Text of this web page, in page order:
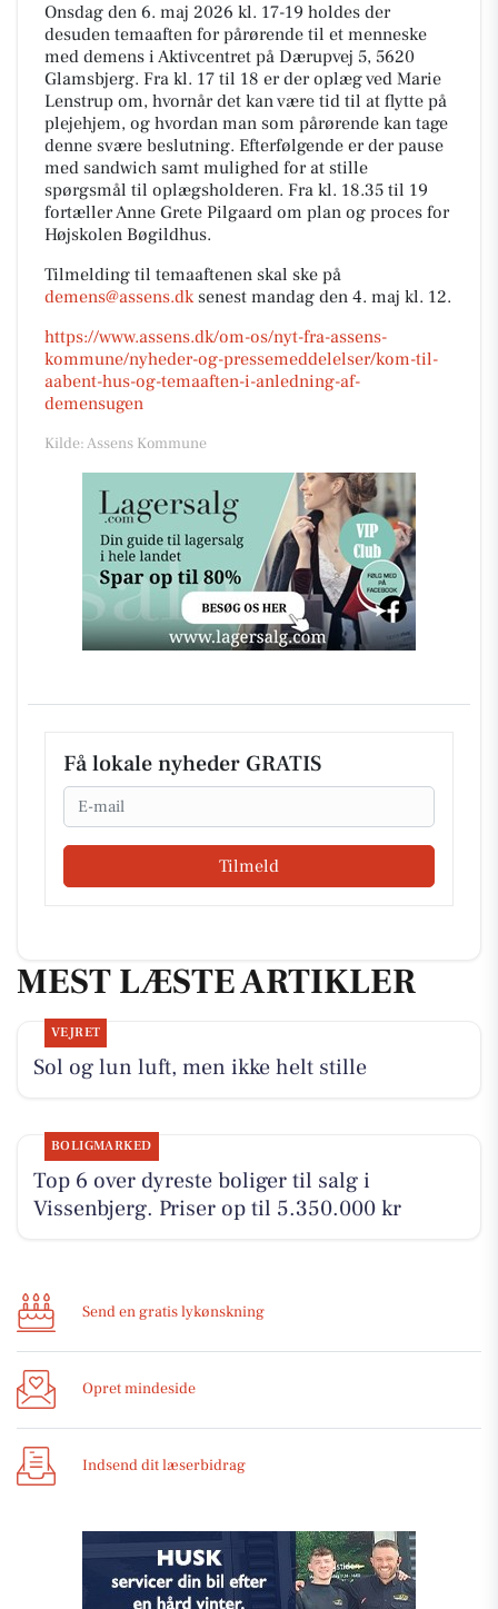
Onsdag den 6. maj 2026 kl. 17-19 holdes der
desuden temaaften for pårørende til et menneske
med demens i Aktivcentret på Dærupvej 5, 5620
Glamsbjerg. Fra kl. 17 til 18 er der oplæg ved Marie
Lenstrup om, hvornår det kan være tid til at flytte på
plejehjem, og hvordan man som pårørende kan tage
denne svære beslutning. Efterfølgende er der pause
med sandwich samt mulighed for at stille
spørgsmål til oplægsholderen. Fra kl. 18.35 til 19
fortæller Anne Grete Pilgaard om plan og proces for
Højskolen Bøgildhus.
Tilmelding til temaaftenen skal ske på
demens@assens.dksenest mandag den 4. maj kl. 12.
https://www.assens.dk/om-os/nyt-fra-assens-
kommune/nyheder-og-pressemeddelelser/kom-til-
aabent-hus-og-temaaften-i-anledning-af-
demensugen
Kilde: Assens Kommune
Få lokale nyheder GRATIS
Email
Tilmeld
MEST LÆSTE ARTIKLER
VEJRET
Sol og lun luft, men ikke helt stille
BOLIGMARKED
Top 6 over dyreste boliger til salg i
Vissenbjerg. Priser op til 5.350.000 kr
Send en gratis lykønskning
Opret mindeside
Indsend dit læserbidrag